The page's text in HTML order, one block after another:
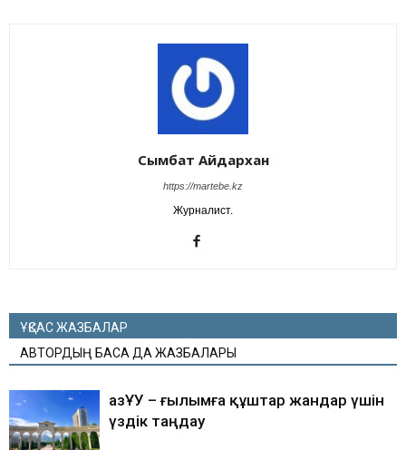
Сымбат Айдархан
https://martebe.kz
Журналист.
ҰҚСАС ЖАЗБАЛАР
АВТОРДЫҢ БАСҚА ДА ЖАЗБАЛАРЫ
ҚазҰУ – ғылымға құштар жандар үшін
үздік таңдау